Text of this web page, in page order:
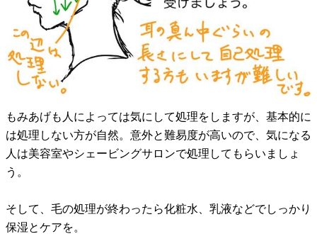
もみあげも人によっては気にして処理をしますが、基本的に
は処理しない方が自然。意外と難易度が高いので、気になる
人は美容室やシェービングサロンで処理してもらいましょ
う。
そして、毛の処理が終わったら化粧水、乳液などでしっかり
保湿とケアを。